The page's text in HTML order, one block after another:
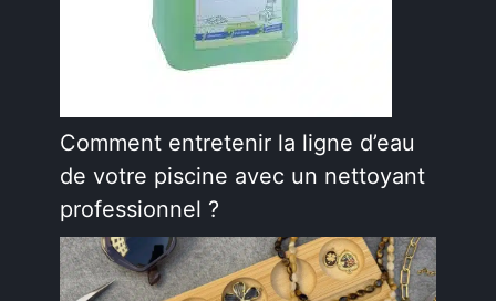
Comment entretenir la ligne d’eau
de votre piscine avec un nettoyant
professionnel ?